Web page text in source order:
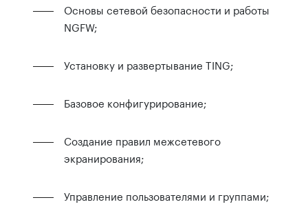
Основы сетевой безопасности и работы
NGFW;
Установку и развертывание TING;
Базовое конфигурирование;
Создание правил межсетевого
экранирования;
Управление пользователями и группами;